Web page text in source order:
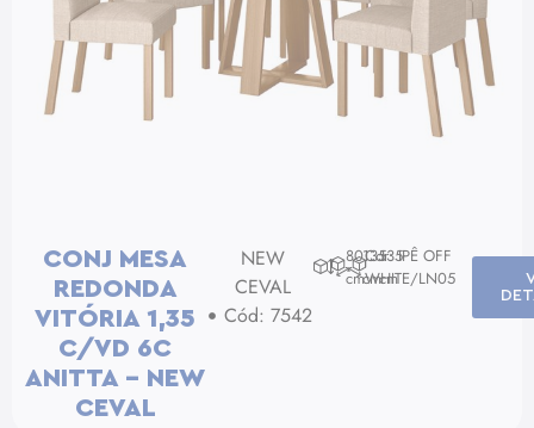
CONJ MESA
REDONDA
VITÓRIA 1,35
C/VD 6C
ANITTA – NEW
CEVAL
NEW
CEVAL
Cód: 7542
80
cm
135
cm
135
cm
Cor: IPÊ OFF
WHITE/LN05